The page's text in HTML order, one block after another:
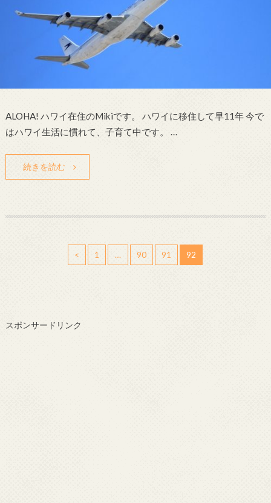
ALOHA! ハワイ在住のMikiです。 ハワイに移住して早11年 今で
はハワイ生活に慣れて、子育て中です。 …
続きを読む
< 1 … 90 91 92
スポンサードリンク